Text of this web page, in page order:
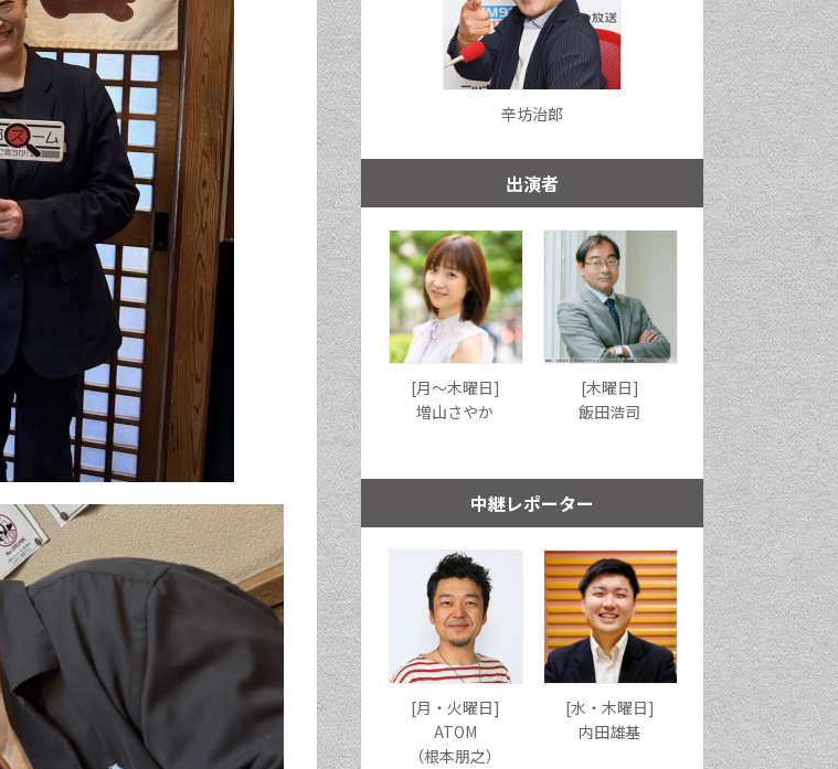
辛坊治郎
出演者
[月〜木曜日]
増山さやか
[木曜日]
飯田浩司
中継レポーター
[月・火曜日]
ATOM
（根本朋之）
[水・木曜日]
内田雄基